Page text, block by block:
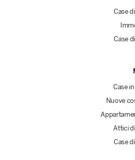
Case
Case
Case
Nuove
Attici
Case